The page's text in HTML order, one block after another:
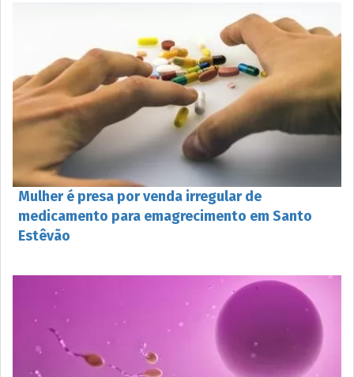
Mulher é presa por venda irregular de
medicamento para emagrecimento em Santo
Estêvão